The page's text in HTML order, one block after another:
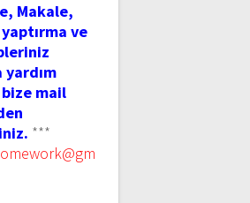
Makale,
ve
yardım
mail
***